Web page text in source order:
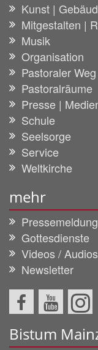
Kunst |
Mitgestalten |
Musik
Organisation
Pastoraler Weg
Pastoralräume
Presse |
Schule
Seelsorge
Service
Weltkirche
mehr
Gottesdienste
Videos / Audios
Newsletter
Bistum